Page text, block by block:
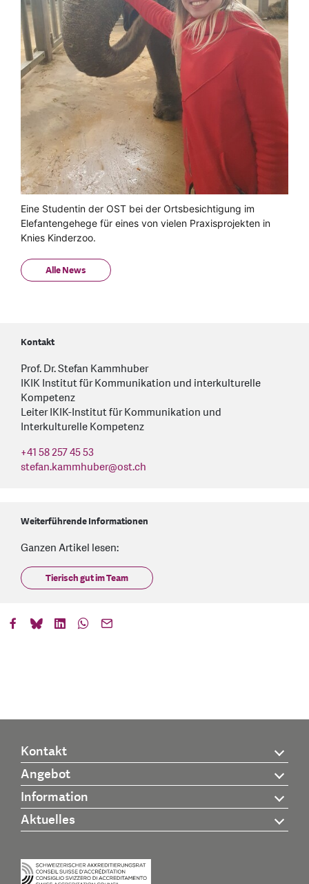
Eine Studentin der OST bei der Ortsbesichtigung im
Elefantengehege für eines von vielen Praxisprojekten in
Knies Kinderzoo.
Alle News
Kontakt
Prof. Dr. Stefan Kammhuber
IKIK Institut für Kommunikation und interkulturelle
Kompetenz
Leiter IKIK-Institut für Kommunikation und
Interkulturelle Kompetenz
+41 58 257 45 53
stefan.kammhuber@ost.ch
Weiterführende Informationen
Ganzen Artikel lesen:
Tierisch gut im Team
Kontakt
Angebot
Information
Aktuelles